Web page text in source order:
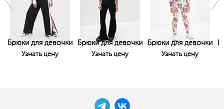
Брюки для девочки
Узнать цену
Брюки для девочки
Узнать цену
Брюки для девочки
Узнать цену